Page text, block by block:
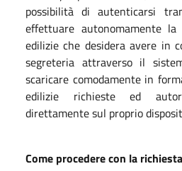
possibilità di autenticarsi
effettuare autonomamente
edilizie che desidera avere in
segreteria attraverso il
scaricare comodamente in
edilizie richieste ed
direttamente sul proprio
Come procedere con la richiesta